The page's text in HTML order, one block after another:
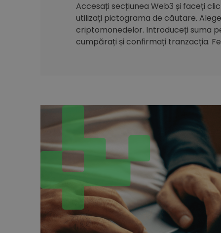
Accesați secțiunea Web3 și faceți
utilizați pictograma de căutare.
criptomonedelor. Introduceți suma
cumpărați și confirmați tranzacția.